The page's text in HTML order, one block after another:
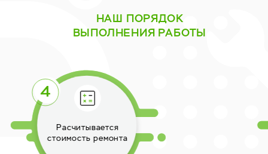
НАШ ПОРЯДОК
ВЫПОЛНЕНИЯ РАБОТЫ
Выполняется ремонт
техники